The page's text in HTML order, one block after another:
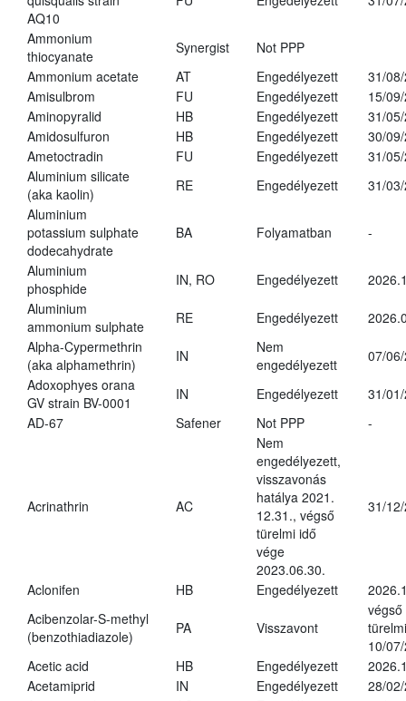
AQ10
Ammonium
thiocyanate
Synergist
Not PPP
Ammonium acetate
AT Engedélyezett
31/
Amisulbrom
FU Engedélyezett
15/
Aminopyralid
HB Engedélyezett
31/
Amidosulfuron
HB Engedélyezett
30/
Ametoctradin
FU Engedélyezett
31/
Aluminium silicate
(aka kaolin)
RE Engedélyezett
31/
Aluminium
potassium sulphate
dodecahydrate
BA Folyamatban -
Aluminium
phosphide
IN, RO Engedélyezett
Aluminium
ammonium sulphate
RE Engedélyezett
Alpha-Cypermethrin
(aka alphamethrin)
IN
Nem
engedélyezett
07/
Adoxophyes orana
GV strain BV-0001
IN Engedélyezett
31/
AD-67
Safener Not PPP -
Acrinathrin AC
Nem
engedélyezett,
visszavonás
hatálya 2021.
12.31., végső
türelmi idő
vége
2023.06.30.
31/
Aclonifen HB Engedélyezett
Acibenzolar-S-methyl
(benzothiadiazole)
PA Visszavont
végső
10/
Acetic acid
HB Engedélyezett
Acetamiprid
IN Engedélyezett
28/